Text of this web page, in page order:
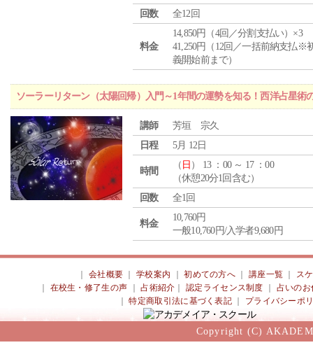
回数
全12回
料金
14,850円（4回／分割支払い）×3
41,250円（12回／一括前納支払※
義開始前まで）
ソーラーリターン（太陽回帰）入門～1年間の運勢を知る！西洋占星術
講師
芳垣 宗久
日程
5月 12日
時間
（ 日 ） 13 ：00 ～ 17 ：00
（休憩20分1回含む）
回数
全1回
料金
10,760円
一般10,760円/入学者9,680円
会社概要 ｜学校案内 ｜初めての方へ 講座一覧
ス
在校生・修了生の声 ｜占術紹介 ｜認定ライセンス制度
占いのお
｜特定商取引法に基づく表記 プライバシーポ
Copyright (C)